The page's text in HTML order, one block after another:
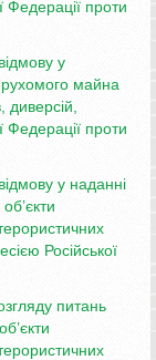
Федерації проти
у
майна
диверсій,
Федерації проти
у наданні
Російської
питань